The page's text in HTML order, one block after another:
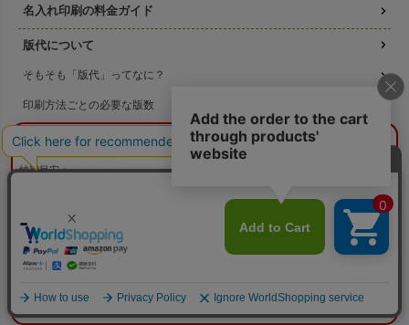
概算合計 ¥0 閉じる
納期目安：—
本体色：
選択してください
印刷位置：選択してください
印刷色：—
本体代：¥0
印刷代：¥0
名入れ印刷の料金ガイド
版代について
そもそも「版代」ってなに？
印刷方法ごとの必要な版数
リピート注文の版代は不要
版は使いまわせます
印刷方法について
シルクスクリーン印刷
コピー転写印刷